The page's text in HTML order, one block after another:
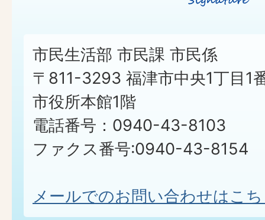
市民生活部 市民課 市民係
〒811-3293 福津市中央1丁目1
市役所本館1階
電話番号：0940-43-8103
ファクス番号:0940-43-8154
メールでのお問い合わせはこ